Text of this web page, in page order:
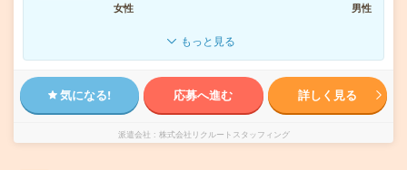
女性
男性
もっと見る
気になる! 応募へ進む 詳しく見る
派遣会社 株式会社リクルートスタッフィング